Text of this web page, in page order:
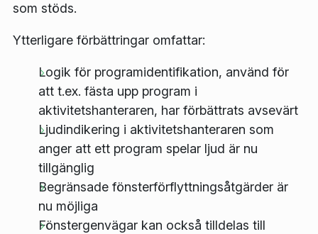
som stöds.
Ytterligare förbättringar omfattar:
Logik för programidentifikation, använd för
att t.ex. fästa upp program i
aktivitetshanteraren, har förbättrats avsevärt
Ljudindikering i aktivitetshanteraren som
anger att ett program spelar ljud är nu
tillgänglig
Begränsade fönsterförflyttningsåtgärder är
nu möjliga
Fönstergenvägar kan också tilldelas till